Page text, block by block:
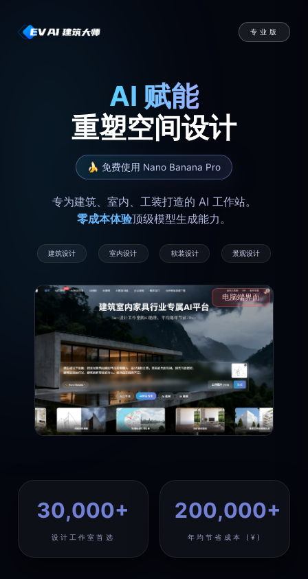
专业版
AI 赋能
重塑空间设计
🍌 免费使用 Nano Banana Pro
专为建筑、室内、工装打造的 AI 工作站。
零成本体验顶级模型生成能力。
建筑设计 室内设计 软装设计 景观设计
电脑端界面
30,000+
设计工作室首选
200,000+
年均节省成本 (¥)